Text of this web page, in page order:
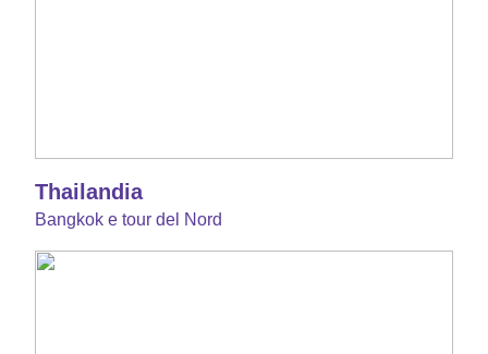
Thailandia
Bangkok e tour del Nord